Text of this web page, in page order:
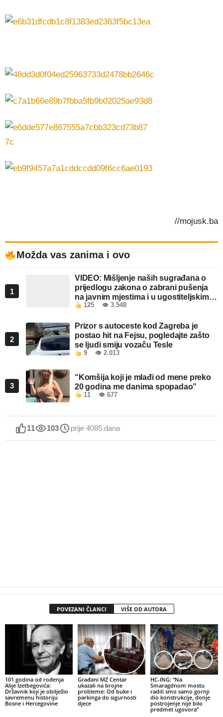
//mojusk.ba
Možda vas zanima i ovo
1
VIDEO: Mišljenje naših sugrađana o
prijedlogu zakona o zabrani pušenja
na javnim mjestima i u ugostiteljskim
objektima u FBiH
125 👁 3.548
2
Prizor s autoceste kod Zagreba je
postao hit na Fejsu, pogledajte zašto
se ljudi smiju vozaču Tesle
9 👁 2.013
3
“Komšija koji je mlađi od mene preko
20 godina me danima spopadao”
11 👁 677
11 103 prije 4085 dana
POVEZANI ČLANCI VIŠE OD AUTORA
101 godina od rođenja
Alije Izetbegovića:
Državnik koji je obilježio
savremenu historiju
Bosne i Hercegovine
Građani MZ Centar
ukazali na brojne
probleme: Od buke i
parkinga do sigurnosti
djece
HC-ING: “Na
Smaragdnom mostu
radili smo samo gornji
dio konstrukcije, donje
postrojenje nije bilo
predmet ugovora”